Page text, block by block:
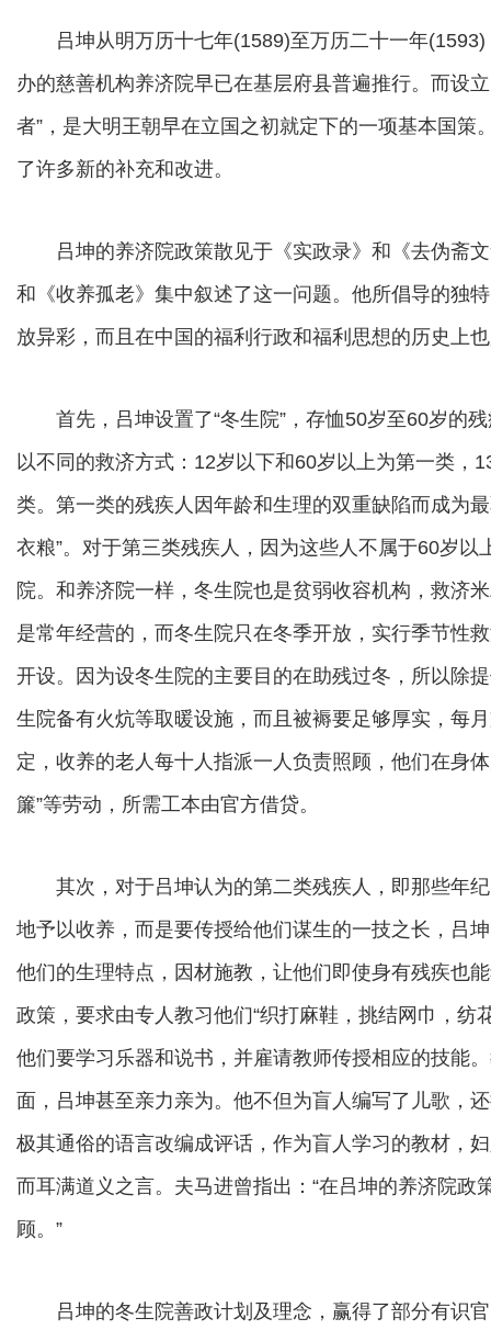
吕坤从明万历十七年(1589)至万历二十一年(1593)
办的慈善机构养济院早已在基层府县普遍推行。而设
者”，是大明王朝早在立国之初就定下的一项基本国
了许多新的补充和改进。
吕坤的养济院政策散见于《实政录》和《去伪斋文
和《收养孤老》集中叙述了这一问题。他所倡导的独
放异彩，而且在中国的福利行政和福利思想的历史上
首先，吕坤设置了“冬生院”，存恤50岁至60岁的
以不同的救济方式：12岁以下和60岁以上为第一类，
类。第一类的残疾人因年龄和生理的双重缺陷而成为
衣粮”。对于第三类残疾人，因为这些人不属于60岁
院。和养济院一样，冬生院也是贫弱收容机构，救济
是常年经营的，而冬生院只在冬季开放，实行季节性
开设。因为设冬生院的主要目的在助残过冬，所以除
生院备有火炕等取暖设施，而且被褥要足够厚实，每
定，收养的老人每十人指派一人负责照顾，他们在身
簾”等劳动，所需工本由官方借贷。
其次，对于吕坤认为的第二类残疾人，即那些年纪
地予以收养，而是要传授给他们谋生的一技之长，吕
他们的生理特点，因材施教，让他们即使身有残疾也
政策，要求由专人教习他们“织打麻鞋，挑结网巾，纺
他们要学习乐器和说书，并雇请教师传授相应的技能
面，吕坤甚至亲力亲为。他不但为盲人编写了儿歌，
极其通俗的语言改编成评话，作为盲人学习的教材，
而耳满道义之言。夫马进曾指出：“在吕坤的养济院
顾。”
吕坤的冬生院善政计划及理念，赢得了部分有识官